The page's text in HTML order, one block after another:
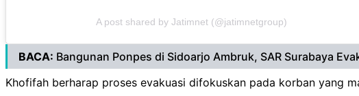
A post shared by Jatimnet (@jatimnetgroup)
BACA: Bangunan Ponpes di Sidoarjo Ambruk, SAR Surabaya
Khofifah berharap proses evakuasi difokuskan pada korban yang